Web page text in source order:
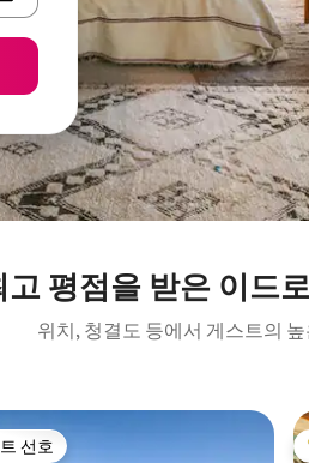
고 평점을 받은 이드
위치, 청결도 등에서 게스트의
트 선호
선호